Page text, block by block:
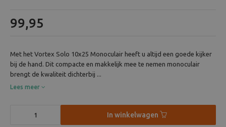
99,95
Met het Vortex Solo 10x25 Monoculair heeft u altijd een goede kijker
bij de hand. Dit compacte en makkelijk mee te nemen monoculair
brengt de kwaliteit dichterbij ...
Lees meer
In winkelwagen